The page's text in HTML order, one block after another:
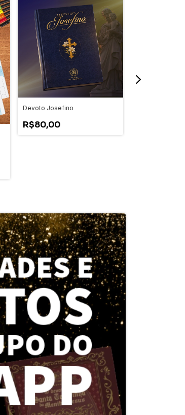
Devoto Josefino
R$80,00